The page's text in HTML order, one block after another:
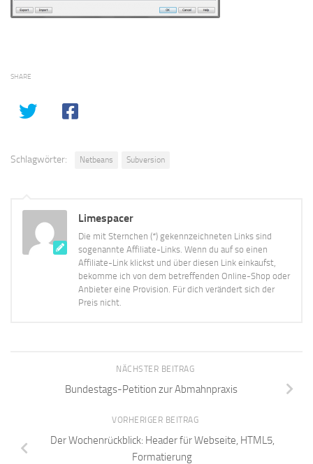
SHARE
Schlagwörter: Netbeans Subversion
Limespacer
Die mit Sternchen (*) gekennzeichneten Links sind
sogenannte Affiliate-Links. Wenn du auf so einen
Affiliate-Link klickst und über diesen Link einkaufst,
bekomme ich von dem betreffenden Online-Shop oder
Anbieter eine Provision. Für dich verändert sich der
Preis nicht.
NÄCHSTER BEITRAG
Bundestags-Petition zur Abmahnpraxis
VORHERIGER BEITRAG
Der Wochenrückblick: Header für Webseite, HTML5,
Formatierung